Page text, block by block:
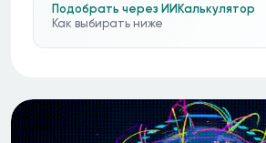
Подобрать через ИИ Калькулятор
Как выбирать ниже